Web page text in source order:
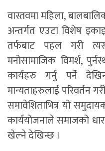
वास्तवमा महिला,
अन्तर्गत एउटा विशेष
तर्फबाट पहल गरी
मनोसामाजिक विमर्श,
कार्यहरु गर्नु पर्ने
मान्यताहरुलाई परिवर्तन
समावेशिताभित्र यो
कार्ययोजनाले समाजको
खेल्ने देखिन्छ ।